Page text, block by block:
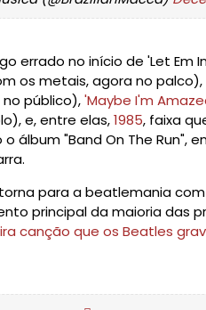
errado no início de 'Let Em
os metais, agora no
público),'Maybe I'm
e, entre elas,1985, faixa
álbum "Band On The Run",
para a beatlemania
principal da maioria das
canção que os Beatles